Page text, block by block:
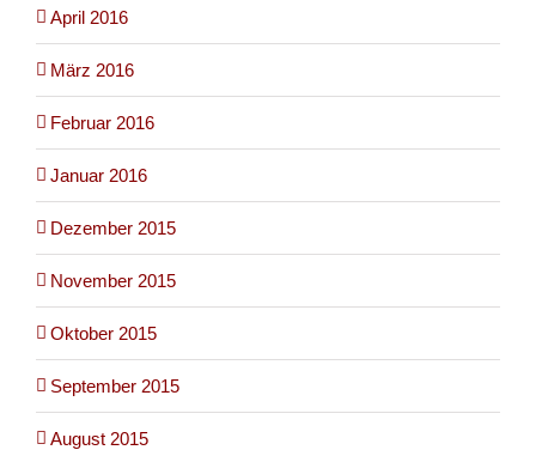
April 2016
März 2016
Februar 2016
Januar 2016
Dezember 2015
November 2015
Oktober 2015
September 2015
August 2015